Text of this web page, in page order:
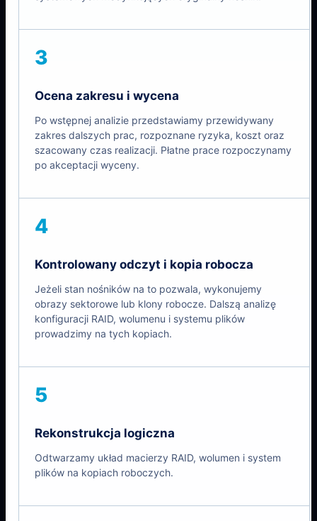
3
Ocena zakresu i wycena
Po wstępnej analizie przedstawiamy przewidywany
zakres dalszych prac, rozpoznane ryzyka, koszt oraz
szacowany czas realizacji. Płatne prace rozpoczynamy
po akceptacji wyceny.
4
Kontrolowany odczyt i kopia robocza
Jeżeli stan nośników na to pozwala, wykonujemy
obrazy sektorowe lub klony robocze. Dalszą analizę
konfiguracji RAID, wolumenu i systemu plików
prowadzimy na tych kopiach.
5
Rekonstrukcja logiczna
Odtwarzamy układ macierzy RAID, wolumen i system
plików na kopiach roboczych.